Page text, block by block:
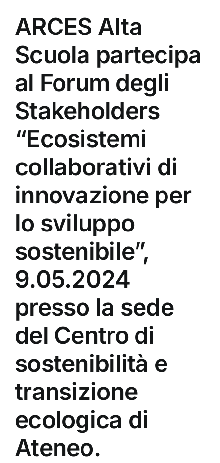
ARCES Alta
Scuola partecipa
al Forum degli
Stakeholders
“Ecosistemi
collaborativi di
innovazione per
lo sviluppo
sostenibile”,
9.05.2024
presso la sede
del Centro di
sostenibilità e
transizione
ecologica di
Ateneo.